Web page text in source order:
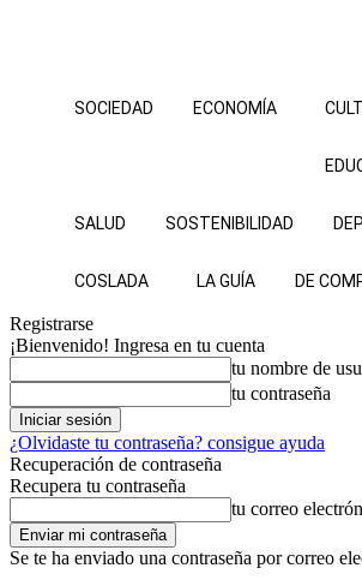
SOCIEDAD ECONOMÍA
SALUD SOSTENIBILIDAD
COSLADA LA GUÍA DE
Registrarse
¡Bienvenido! Ingresa en tu cuenta
tu nombre de
tu contraseña
¿Olvidaste tu contraseña? consigue ayuda
Recuperación de contraseña
Recupera tu contraseña
tu correo
Se te ha enviado una contraseña por correo